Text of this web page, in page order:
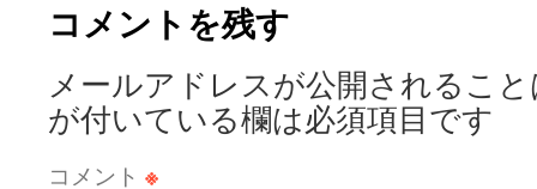
コメントを残す
メールアドレスが公開されるこ
が付いている欄は必須項目です
コメント ※